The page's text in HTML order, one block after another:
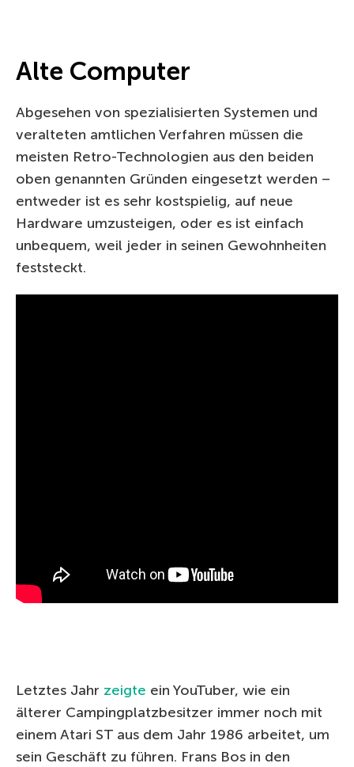
Alte Computer
Abgesehen von spezialisierten Systemen und
veralteten amtlichen Verfahren müssen die
meisten Retro-Technologien aus den beiden
oben genannten Gründen eingesetzt werden –
entweder ist es sehr kostspielig, auf neue
Hardware umzusteigen, oder es ist einfach
unbequem, weil jeder in seinen Gewohnheiten
feststeckt.
Letztes Jahr zeigte ein YouTuber, wie ein
älterer Campingplatzbesitzer immer noch mit
einem Atari ST aus dem Jahr 1986 arbeitet, um
sein Geschäft zu führen. Frans Bos in den